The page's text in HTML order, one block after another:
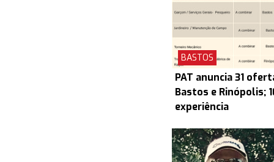
BASTOS
PAT anuncia 31
Bastos e Rinópolis;
experiência